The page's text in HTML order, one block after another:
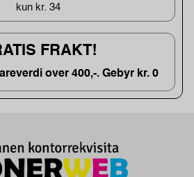
kun kr. 34
FRAKT!
over 400,-. Gebyr kr. 0